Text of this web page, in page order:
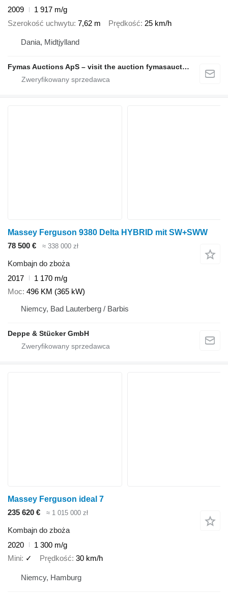
2009
1 917 m/g
Szerokość uchwytu 7,62 m Prędkość 25 km/h
Dania, Midtjylland
Fymas Auctions ApS – visit the auction fymasauctions.dk
Massey Ferguson 9380 Delta HYBRID mit SW+SWW
78 500 €
≈ 338 000 zł
Kombajn do zboża
2017
1 170 m/g
Moc 496 KM (365 kW)
Niemcy, Bad Lauterberg / Barbis
Deppe & Stücker GmbH
Massey Ferguson ideal 7
235 620 €
≈ 1 015 000 zł
Kombajn do zboża
2020
1 300 m/g
Mini ✓ Prędkość 30 km/h
Niemcy, Hamburg